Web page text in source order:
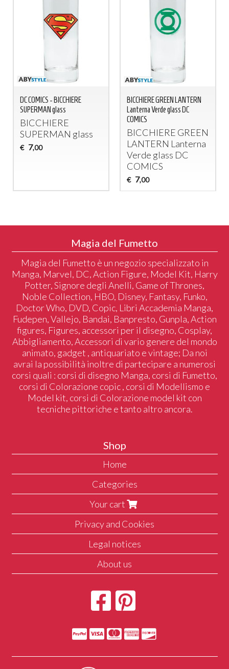
DC COMICS - BICCHIERE
SUPERMAN glass
BICCHIERE
SUPERMAN glass
€ 7,00
BICCHIERE GREEN LANTERN
Lanterna Verde glass DC
COMICS
BICCHIERE GREEN
LANTERN Lanterna
Verde glass DC
COMICS
€ 7,00
Magia del Fumetto
Magia del Fumetto è un negozio specializzato in
Manga, Marvel, DC, Action Figure, Model Kit, Harry
Potter, Signore degli Anelli, Game of Thrones,
Noble Collection, HBO, Disney, Fantasy, Funko,
Doctor Who, DVD, Copic, Libri Accademia Manga,
Fudepen, Vallejo, Bandai, Banpresto, Gunpla, Action
figures, Figures, accessori per il disegno, Cosplay,
Abbigliamento, Accessori di vario genere del mondo
animato, gadget , antiquariato e vintage; Da noi
avrai la possibilità inoltre di partecipare a numerosi
corsi quali : corsi di disegno Manga, corsi di Fumetto,
corsi di Colorazione copic , corsi di Modellismo e
Model kit, corsi di Colorazione model kit con
tecniche pittoriche e tanto altro ancora.
Shop
Home
Categories
Your cart
Privacy and Cookies
Legal notices
About us